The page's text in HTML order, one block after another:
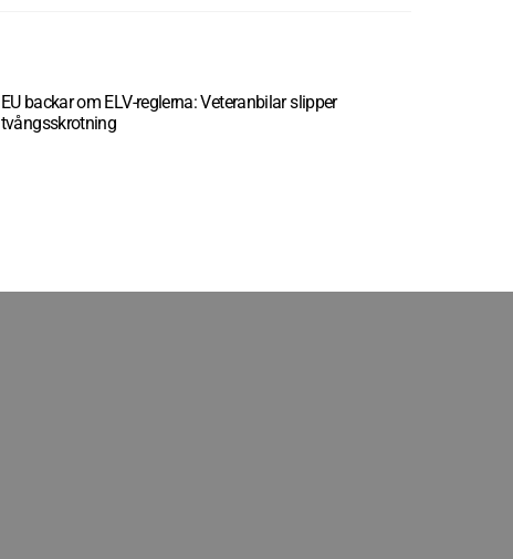
EU backar om ELV-reglerna: Veteranbilar slipper
tvångsskrotning